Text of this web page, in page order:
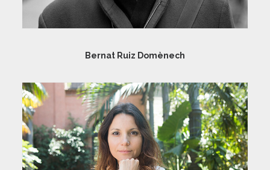
Bernat Ruiz Domènech